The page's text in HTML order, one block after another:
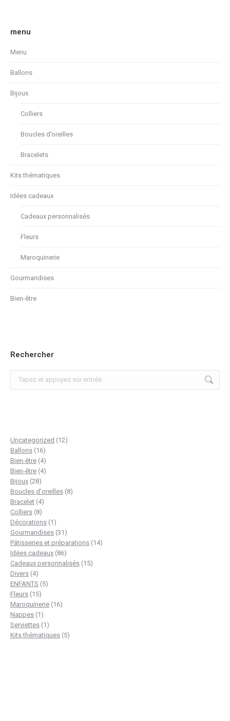
menu
Menu
Ballons
Bijoux
Colliers
Boucles d’oreilles
Bracelets
Kits thématiques
Idées cadeaux
Cadeaux personnalisés
Fleurs
Maroquinerie
Gourmandises
Bien-être
Rechercher
Uncategorized 1212
Ballons 1616
produits
Bien-être 44
produits
Bien-être 44
Bijoux 2828
produits
Boucles d'oreilles 88
Bracelet 44
produits
Colliers 88
produits
Décorations 1 1
produit
Gourmandises 31 31
produits
Pâtisseries et préparations 1414
Idées cadeaux 8686
produits
Cadeaux personnalisés 1515
Divers 44
produits
ENFANTS 55
Fleurs 1515
produits
Maroquinerie 1616
Nappes 1 1
produit
Serviettes 1 1
produit
Kits thématiques 55